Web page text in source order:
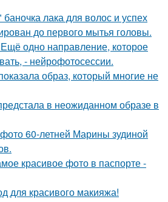
лака для волос и успех
до первого мытья головы.
одно направление, которое
- нейрофотосессии.
образ, который многие не
в неожиданном образе в
60-летней Марины зудиной
красивое фото в паспорте -
для красивого макияжа!